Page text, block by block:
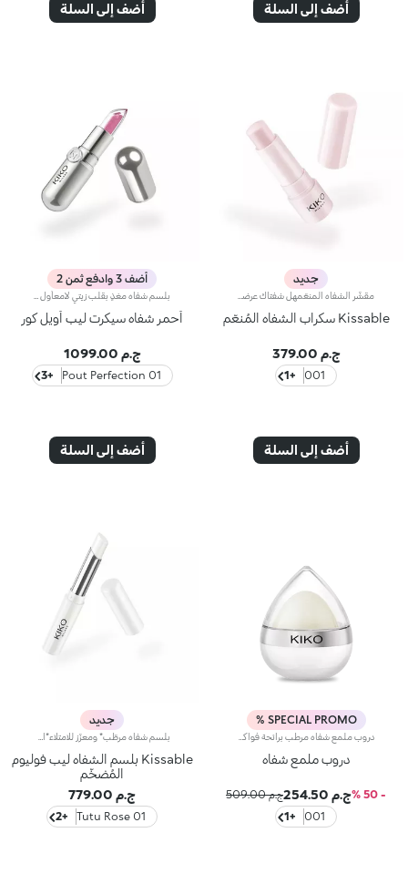
أضف إلى السلة أضف إلى السلة
جديد
Kissable سكراب الشفاه المُنعّم
ج.م 379.00
001
+1
أضف إلى السلة
أضف 3 وادفع ثمن 2
أحمر شفاه سيكرت ليب أويل كور
ج.م 1099.00
01 Pout Perfection
+3
أضف إلى السلة
SPECIAL PROMO %
دروب ملمع شفاه
- 50 % ج.م 254.50
ج.م 509.00
001
+1
جديد
Kissable بلسم الشفاه ليب فوليوم
المُضخّم
ج.م 779.00
01 Tutu Rose
+2